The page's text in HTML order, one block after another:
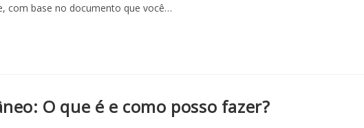
com base no documento que você…
O que é e como posso fazer?